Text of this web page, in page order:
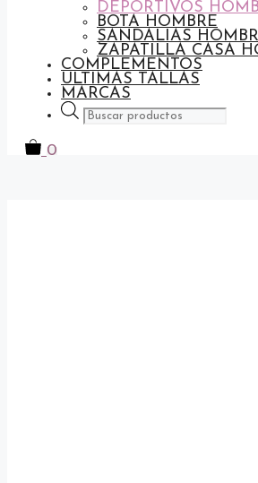
DEPORTIVOS
BOTA HOMBRE
SANDALIAS
ZAPATILLA CASA
COMPLEMENTOS
ULTIMAS TALLAS
MARCAS
Búsqueda
de
0